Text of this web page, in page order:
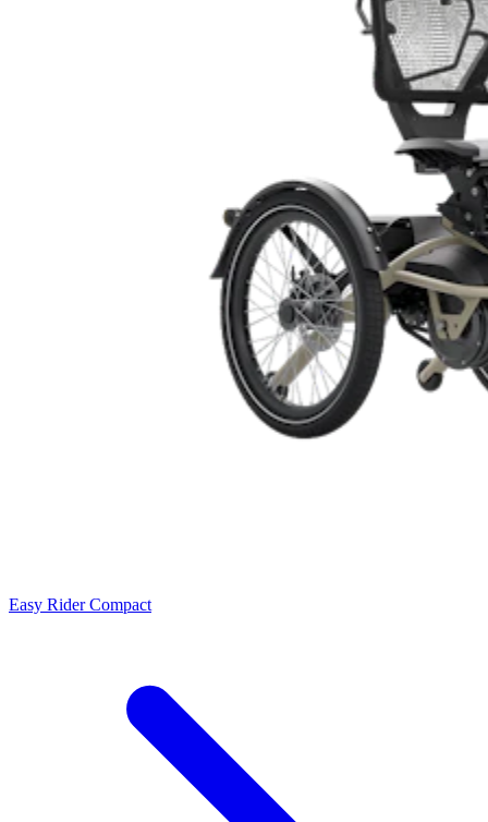
Easy Rider Compact